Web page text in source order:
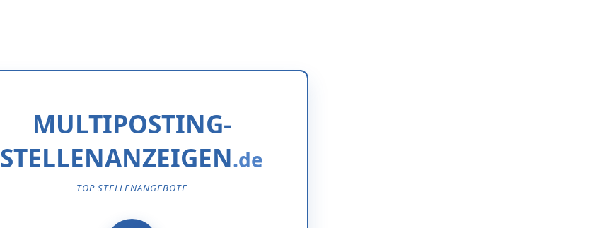
MULTIPOSTING-
STELLENANZEIGEN
TOP STELLENANGEBOTE